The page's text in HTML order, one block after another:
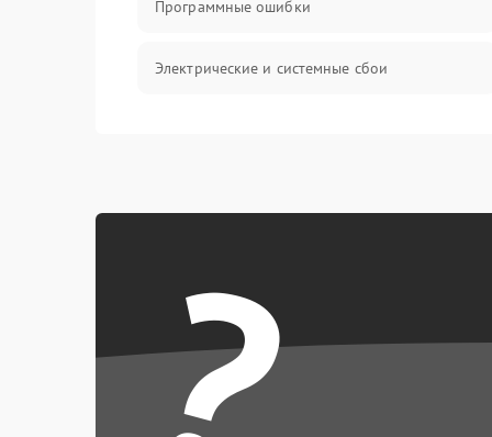
Программные ошибки
Электрические и системные сбои
Система охлаждения